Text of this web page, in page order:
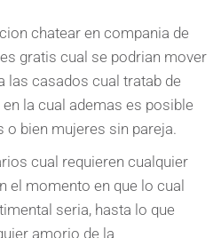
chatear en compania de
gratis cual se podrian mover
las casados cual tratab de
la cual ademas es posible
bien mujeres sin pareja.
cual requieren cualquier
el momento en que lo cual
seria, hasta lo que
amorio de la